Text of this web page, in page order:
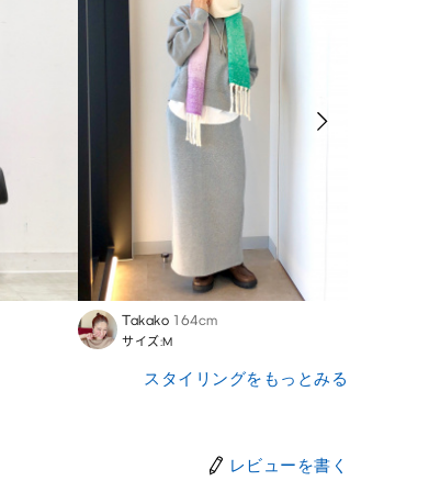
Takako 164cm
サイズ:M
スタイリングをもっとみる
レビューを書く